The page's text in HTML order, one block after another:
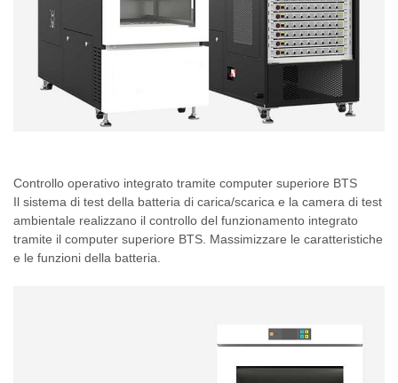
Controllo operativo integrato tramite computer superiore BTS
Il sistema di test della batteria di carica/scarica e la camera di test
ambientale realizzano il controllo del funzionamento integrato
tramite il computer superiore BTS. Massimizzare le caratteristiche
e le funzioni della batteria.